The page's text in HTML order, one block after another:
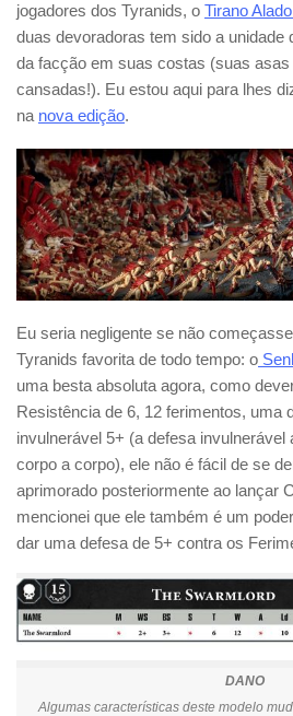
jogadores dos Tyranids, o Tirano
duas devoradoras tem sido a unidade
da facção em suas costas (suas
cansadas!). Eu estou aqui para lhes
na nova edição.
Eu seria negligente se não
Tyranids favorita de todo tempo: o
uma besta absoluta agora, como
Resistência de 6, 12 ferimentos, uma
invulnerável 5+ (a defesa invulnerável
corpo a corpo), ele não é fácil de se
aprimorado posteriormente ao lançar
mencionei que ele também é um
dar uma defesa de 5+ contra os
DANO
Algumas características deste modelo